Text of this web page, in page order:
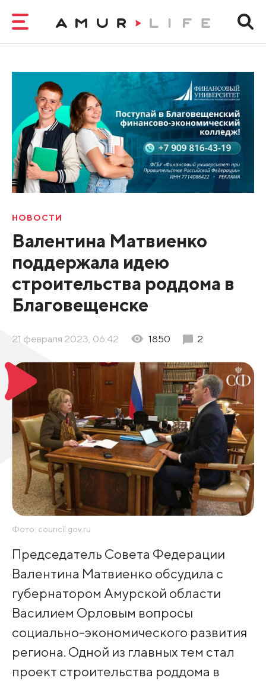
НОВОСТИ
Валентина Матвиенко
поддержала идею
строительства роддома в
Благовещенске
21 февраля 2023, 06:42 1850 2
Фото: council.gov.ru
Председатель Совета Федерации
Валентина Матвиенко обсудила с
губернатором Амурской области
Василием Орловым вопросы
социально-экономического развития
региона. Одной из главных тем стал
проект строительства роддома в